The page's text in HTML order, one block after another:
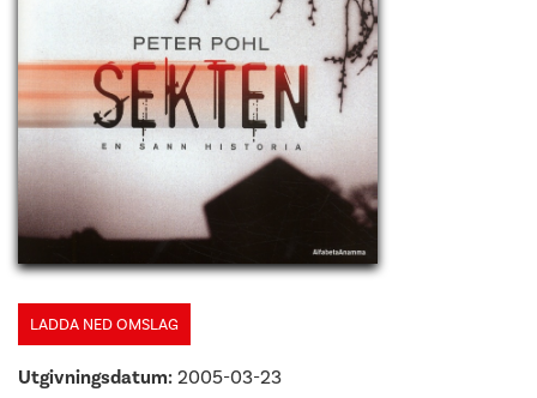
LADDA NED OMSLAG
Utgivningsdatum: 2005-03-23